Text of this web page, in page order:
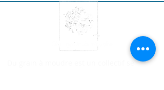
Du grain à moudre est un collectif se